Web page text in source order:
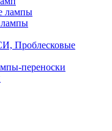
лампы
Проблесковые
переноски